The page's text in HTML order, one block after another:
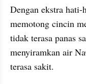
Dengan ekstra hati-
memotong cincin
tidak terasa panas
menyiramkan air
terasa sakit.